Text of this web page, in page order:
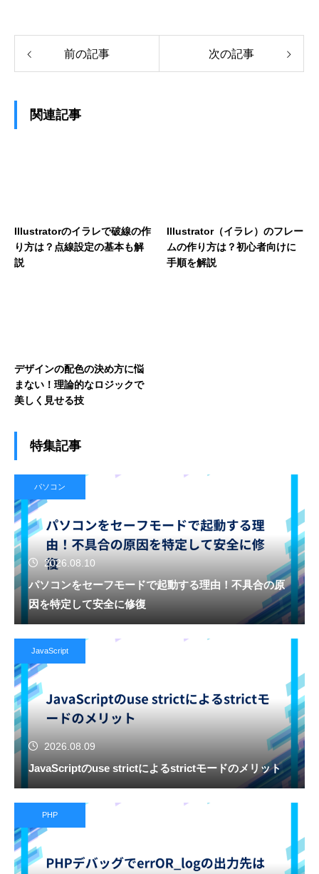
前の記事 次の記事
関連記事
Illustratorのイラレで破線の作
り方は？点線設定の基本も解
説
Illustrator（イラレ）のフレー
ムの作り方は？初心者向けに
手順を解説
デザインの配色の決め方に悩
まない！理論的なロジックで
美しく見せる技
特集記事
パソコン
2026.08.10
パソコンをセーフモードで起動する理由！不具合の原
因を特定して安全に修復
JavaScript
2026.08.09
JavaScriptのuse strictによるstrictモードのメリット
PHP